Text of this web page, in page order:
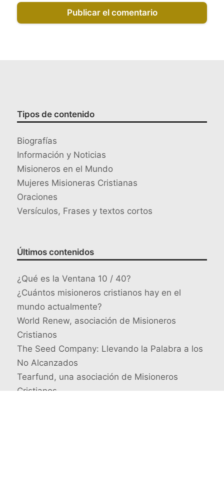
Tipos de contenido
Biografías
Información y Noticias
Misioneros en el Mundo
Mujeres Misioneras Cristianas
Oraciones
Versículos, Frases y textos cortos
Últimos contenidos
¿Qué es la Ventana 10 / 40?
¿Cuántos misioneros cristianos hay en el
mundo actualmente?
World Renew, asociación de Misioneros
Cristianos
The Seed Company: Llevando la Palabra a los
No Alcanzados
Tearfund, una asociación de Misioneros
Cristianos